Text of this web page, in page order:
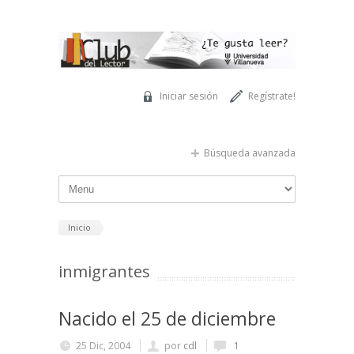
Regístrate!
Iniciar sesión
Búsqueda avanzada
Inicio
inmigrantes
Nacido el 25 de diciembre
25 Dic, 2004 por cdl
1